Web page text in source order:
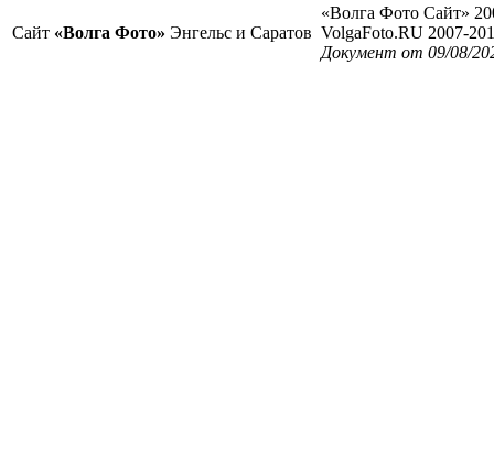
Сайт «Волга Фото» Энгельс и Саратов
«Волга Фото Сайт»
VolgaFoto.RU 2007-
Документ от 09/08/